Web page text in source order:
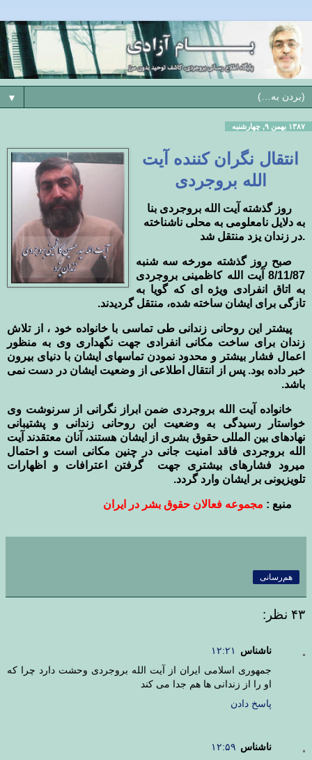
▼
۱۳۸۷ بهمن ۹, چهارشنبه
انتقال نگران کننده آیت
الله بروجردی
روز گذشته آیت الله بروجردی بنا
به دلایل نامعلومی به محلی ناشناخته
در زندان یزد منتقل شد.
صبح روز گذشته مورخه سه شنبه
8/11/87 آیت الله کاظمینی بروجردی
به اتاق انفرادی ویژه ای که گویا به
تازگی برای ایشان ساخته شده، منتقل گردیدند.
پیشتر این روحانی زندانی طی تماسی با خانواده خود ، از تلاش
زندان برای ساخت مکانی انفرادی جهت نگهداری وی به منظور
اعمال فشار بیشتر و محدود نمودن تماسهای ایشان با دنیای بیرون
خبر داده بود. پس از انتقال اطلاعی از وضعیت ایشان در دست نمی
باشد.
خانواده آیت الله بروجردی ضمن ابراز نگرانی از سرنوشت وی
خواستار رسیدگی به وضعیت این روحانی زندانی و پشتیبانی
نهادهای بین المللی حقوق بشری از ایشان هستند، آنان معتقدند آیت
الله بروجردی فاقد امنیت جانی در چنین مکانی است و احتمال
میرود فشارهای بیشتری جهت گرفتن اعترافات و اظهارات
تلویزیونی بر ایشان وارد گردد.
منبع : مجموعه فعالان حقوق بشر در ايران
هم‌رسانی
۴۳ نظر:
ناشناس
۱۲:۲۱
جمهوری اسلامی ایران از آیت الله بروجردی وحشت دارد چرا که
او را از زندانی ها هم جدا می کند
پاسخ دادن
ناشناس ۱۲:۵۹